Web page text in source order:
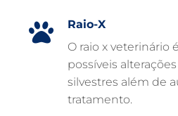
Raio-X
O raio x veterinário
possíveis
silvestres além de
tratamento.